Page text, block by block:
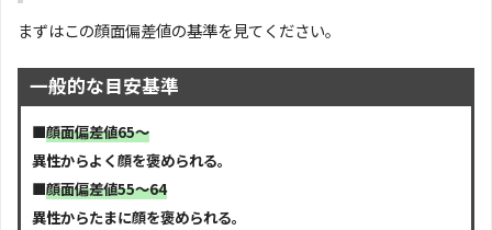
まずはこの顔面偏差値の基準を見てください。
一般的な目安基準
■顔面偏差値65～
異性からよく顔を褒められる。
■顔面偏差値55～64
異性からたまに顔を褒められる。